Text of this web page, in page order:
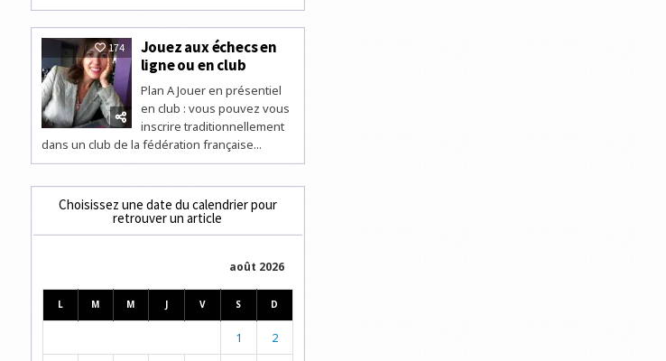
174
Jouez aux échecs en
ligne ou en club
Plan A Jouer en présentiel
en club : vous pouvez vous
inscrire traditionnellement
dans un club de la fédération française...
Choisissez une date du calendrier pour
retrouver un article
août 2026
L M M J V S D
1 2